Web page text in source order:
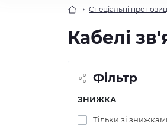
Спеціальні
Кабелі
Фільтр
ЗНИЖКА
Тільки зі